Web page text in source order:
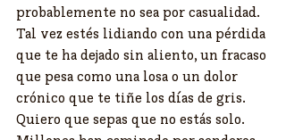
probablemente no sea por casualidad.
Tal vez estés lidiando con una pérdida
que te ha dejado sin aliento, un fracaso
que pesa como una losa o un dolor
crónico que te tiñe los días de gris.
Quiero que sepas que no estás solo.